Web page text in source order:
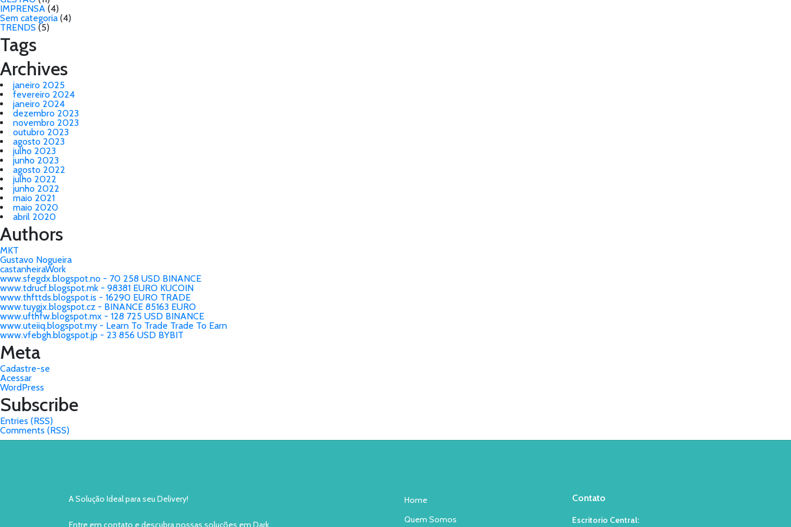
IMPRENSA (4)
Sem categoria (4)
TRENDS (5)
Tags
Archives
janeiro 2025
fevereiro 2024
janeiro 2024
dezembro 2023
novembro 2023
outubro 2023
agosto 2023
julho 2023
junho 2023
agosto 2022
julho 2022
junho 2022
maio 2021
maio 2020
abril 2020
Authors
MKT
Gustavo Nogueira
castanheiraWork
www.sfegdx.blogspot.no - 70 258 USD BINANCE
www.tdrucf.blogspot.mk - 98381 EURO KUCOIN
www.thfttds.blogspot.is - 16290 EURO TRADE
www.tuygjx.blogspot.cz - BINANCE 85163 EURO
www.ufthfw.blogspot.mx - 128 725 USD BINANCE
www.uteiiq.blogspot.my - Learn To Trade Trade To Earn
www.vfebgh.blogspot.jp - 23 856 USD BYBIT
Meta
Cadastre-se
Acessar
WordPress
Subscribe
Entries (RSS)
Comments (RSS)
A Solução Ideal para seu Delivery!
Entre em contato e descubra nossas soluções em Dark
Home
Quem Somos
Contato
Escritorio Central: